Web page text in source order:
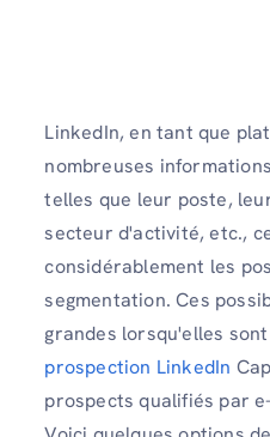
LinkedIn, en tant que
nombreuses
telles que leur poste,
secteur d'activité, etc.,
considérablement les
segmentation. Ces
grandes lorsqu'elles
prospection LinkedIn
prospects qualifiés par